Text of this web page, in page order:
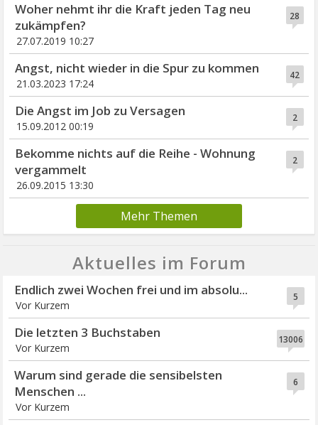
28
Woher nehmt ihr die Kraft jeden Tag neu
zukämpfen?
27.07.2019 10:27
42
Angst, nicht wieder in die Spur zu kommen
21.03.2023 17:24
2
Die Angst im Job zu Versagen
15.09.2012 00:19
2
Bekomme nichts auf die Reihe - Wohnung
vergammelt
26.09.2015 13:30
Mehr Themen
Aktuelles im Forum
5
Endlich zwei Wochen frei und im absolu...
Vor Kurzem
13006
Die letzten 3 Buchstaben
Vor Kurzem
6
Warum sind gerade die sensibelsten
Menschen ...
Vor Kurzem